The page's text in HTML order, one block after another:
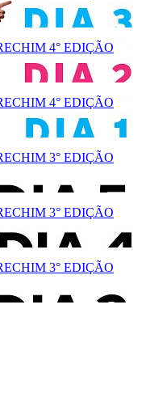
4° EDIÇÃO
4° EDIÇÃO
3° EDIÇÃO
3° EDIÇÃO
3° EDIÇÃO